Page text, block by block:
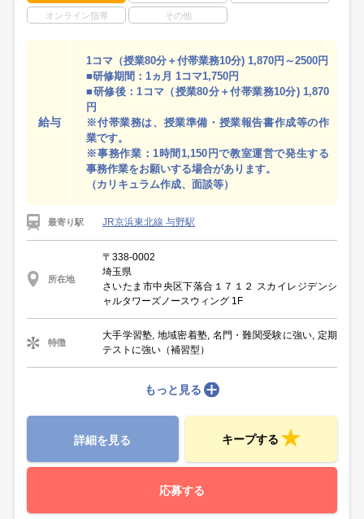
オンライン指導 その他
給与
1コマ（授業80分＋付帯業務10分) 1,870円～2500円
■研修期間：1ヵ月 1コマ1,750円
■研修後：1コマ（授業80分＋付帯業務10分) 1,870
円
※付帯業務は、授業準備・授業報告書作成等の作
業です。
※事務作業：1時間1,150円で教室運営で発生する
事務作業をお願いする場合があります。
（カリキュラム作成、面談等）
最寄り駅 JR京浜東北線 与野駅
所在地
〒338-0002
埼玉県
さいたま市中央区下落合１７１２ スカイレジデンシ
ャルタワーズノースウィング 1F
特徴
大手学習塾, 地域密着塾, 名門・難関受験に強い, 定期
テストに強い（補習型）
もっと見る
詳細を見る キープする
応募する